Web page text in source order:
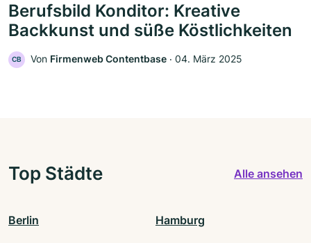
Berufsbild Konditor: Kreative
Backkunst und süße Köstlichkeiten
CB Von Firmenweb Contentbase ‧ 04. März 2025
Top Städte Alle ansehen
Berlin Hamburg